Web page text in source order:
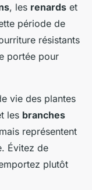
, les renards et
période de
résistants
portée pour
vie des plantes
les branches
représentent
Évitez de
plutôt